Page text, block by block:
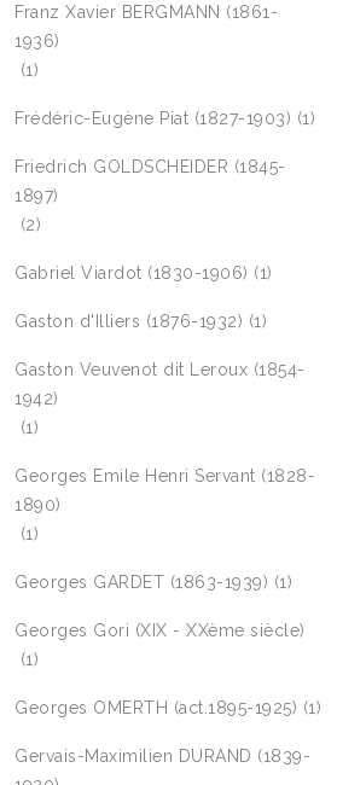
Franz Xavier BERGMANN (1861-
1936)
(1)
Frédéric-Eugène Piat (1827-1903) (1)
Friedrich GOLDSCHEIDER (1845-
1897)
(2)
Gabriel Viardot (1830-1906) (1)
Gaston d'Illiers (1876-1932) (1)
Gaston Veuvenot dit Leroux (1854-
1942)
(1)
Georges Emile Henri Servant (1828-
1890)
(1)
Georges GARDET (1863-1939) (1)
Georges Gori (XIX - XXème siècle)
(1)
Georges OMERTH (act.1895-1925) (1)
Gervais-Maximilien DURAND (1839-